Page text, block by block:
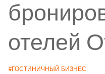
отелей
#ГОСТИНИЧНЫЙ БИЗНЕС